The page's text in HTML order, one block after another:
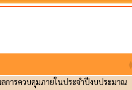
การควบคุมภายในประจำปีงบประมาณ